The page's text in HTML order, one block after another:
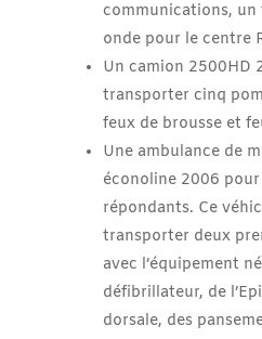
communications,
onde pour le centre
Un camion 2500HD
transporter cinq
feux de brousse et
Une ambulance de
éconoline 2006
répondants. Ce
transporter deux
avec l’équipement
défibrillateur, de
dorsale, des